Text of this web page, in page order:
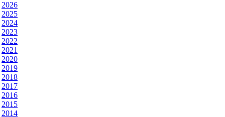
2026
2025
2024
2023
2022
2021
2020
2019
2018
2017
2016
2015
2014